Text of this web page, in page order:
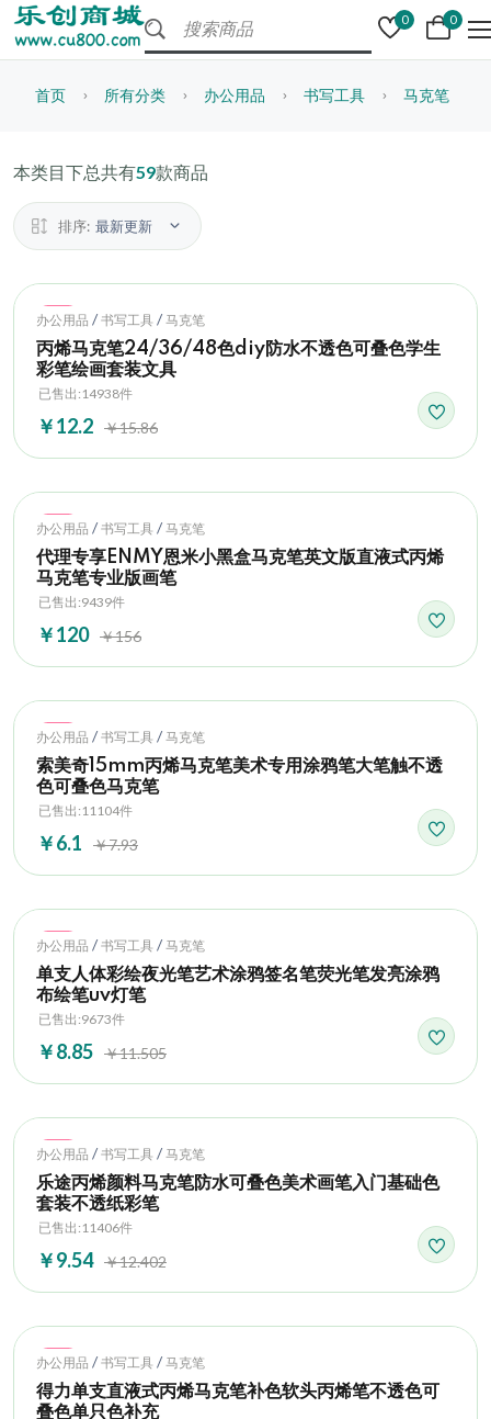
0 0
首页 所有分类 办公用品 书写工具 马克笔
本类目下总共有59款商品
排序: 最新更新
Hot
办公用品 / 书写工具 / 马克笔
丙烯马克笔24/36/48色diy防水不透色可叠色学生
彩笔绘画套装文具
已售出:14938件
￥12.2 ￥15.86
Hot
办公用品 / 书写工具 / 马克笔
代理专享ENMY恩米小黑盒马克笔英文版直液式丙烯
马克笔专业版画笔
已售出:9439件
￥120 ￥156
Hot
办公用品 / 书写工具 / 马克笔
索美奇15mm丙烯马克笔美术专用涂鸦笔大笔触不透
色可叠色马克笔
已售出:11104件
￥6.1 ￥7.93
Hot
办公用品 / 书写工具 / 马克笔
单支人体彩绘夜光笔艺术涂鸦签名笔荧光笔发亮涂鸦
布绘笔uv灯笔
已售出:9673件
￥8.85 ￥11.505
Hot
办公用品 / 书写工具 / 马克笔
乐途丙烯颜料马克笔防水可叠色美术画笔入门基础色
套装不透纸彩笔
已售出:11406件
￥9.54 ￥12.402
Hot
办公用品 / 书写工具 / 马克笔
得力单支直液式丙烯马克笔补色软头丙烯笔不透色可
叠色单只色补充